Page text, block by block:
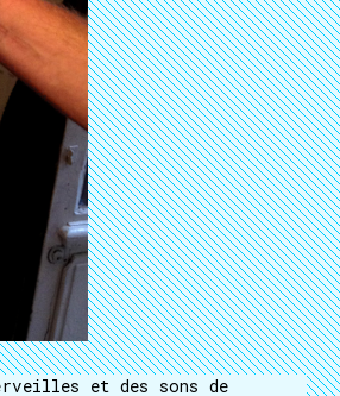
et des sons de